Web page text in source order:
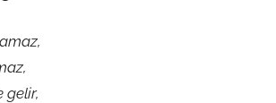
gelir,